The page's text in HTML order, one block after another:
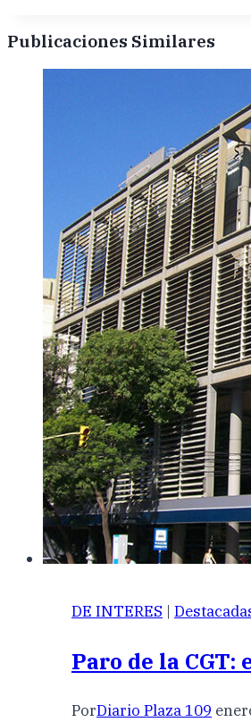
Publicaciones Similares
DE INTERES |
Paro de la CGT:
PorDiario Plaza 109